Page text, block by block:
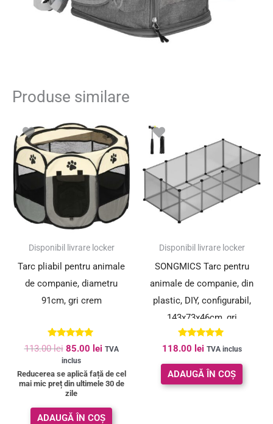
Produse similare
SUPER PREȚ!
Disponibil livrare locker
Tarc pliabil pentru animale
de companie, diametru
91cm, gri crem
Evaluat la
5.00
din 5
113.00lei
Prețul
inițial
a
fost:
113.00 lei.
85.00 lei
curent
este:
85.00 lei.
TVA
inclus
Reducerea se aplică față de cel
mai mic preț din ultimele 30 de
zile
ADAUGĂ ÎN COȘ
Disponibil livrare locker
SONGMICS Tarc pentru
animale de companie, din
plastic, DIY, configurabil,
143x73x46cm, gri
Evaluat la
5.00
din 5
118.00 lei TVA inclus
ADAUGĂ ÎN COȘ